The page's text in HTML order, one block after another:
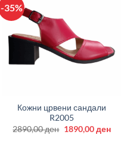
-35%
Кожни црвени сандали
R2005
2890,00ден Original
1890,00ден